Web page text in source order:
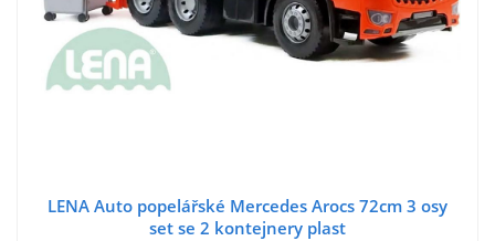
LENA Auto popelářské Mercedes Arocs 72cm 3 osy
set se 2 kontejnery plast